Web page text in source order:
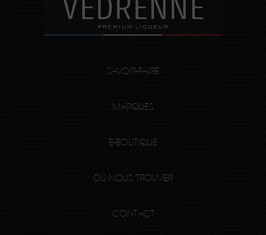
SAVOIR-FAIRE
MARQUES
E-BOUTIQUE
OÙ NOUS TROUVER
CONTACT